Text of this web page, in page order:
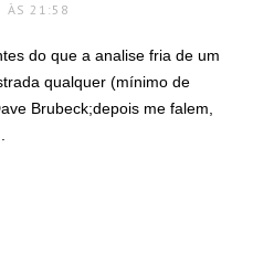
ÀS 21:58
do que a analise fria de um
qualquer (mínimo de
Brubeck;depois me falem,